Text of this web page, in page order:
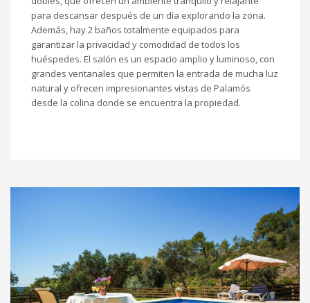
para descansar después de un día explorando la zona.
Además, hay 2 baños totalmente equipados para
garantizar la privacidad y comodidad de todos los
huéspedes. El salón es un espacio amplio y luminoso, con
grandes ventanales que permiten la entrada de mucha luz
natural y ofrecen impresionantes vistas de Palamós
desde la colina donde se encuentra la propiedad.